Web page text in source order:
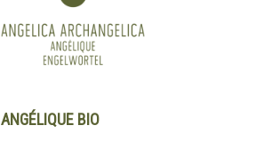
ANGÉLIQUE BIO